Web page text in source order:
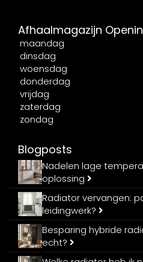
Afhaalmagazijn
maandag
dinsdag
woensdag
donderdag
vrijdag
zaterdag
zondag
Blogposts
Nadelen lage
oplossing
Radiator vervangen:
leidingwerk?
Besparing hybride
echt?